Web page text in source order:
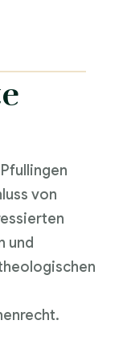
von
und